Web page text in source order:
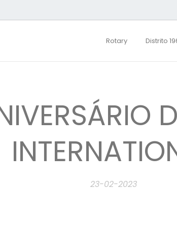
Rotary Distrito
23-02-2023